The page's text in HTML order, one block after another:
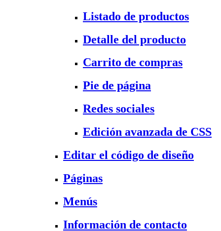
Listado de productos
Detalle del producto
Carrito de compras
Pie de página
Redes sociales
Edición avanzada de CSS
Editar el código de diseño
Páginas
Menús
Información de contacto